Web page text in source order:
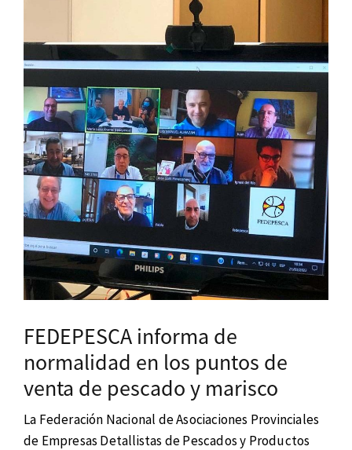
FEDEPESCA informa de
normalidad en los puntos de
venta de pescado y marisco
La Federación Nacional de Asociaciones Provinciales
de Empresas Detallistas de Pescados y Productos